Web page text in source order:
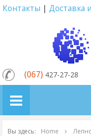
Контакты | Доставка
(067) 427-27-28
Вы здесь: Home